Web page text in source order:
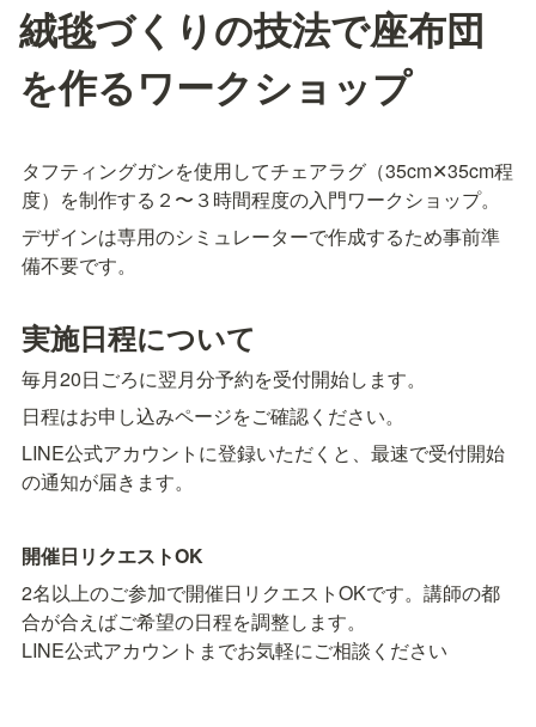
絨毯づくりの技法で座布団
を作るワークショップ
タフティングガンを使用してチェアラグ（35cm✕35cm程
度）を制作する２〜３時間程度の入門ワークショップ。
デザインは専用のシミュレーターで作成するため事前準
備不要です。
実施日程について
毎月20日ごろに翌月分予約を受付開始します。
日程はお申し込みページをご確認ください。
LINE公式アカウントに登録いただくと、最速で受付開始
の通知が届きます。
開催日リクエストOK
2名以上のご参加で開催日リクエストOKです。講師の都
合が合えばご希望の日程を調整します。
LINE公式アカウントまでお気軽にご相談ください